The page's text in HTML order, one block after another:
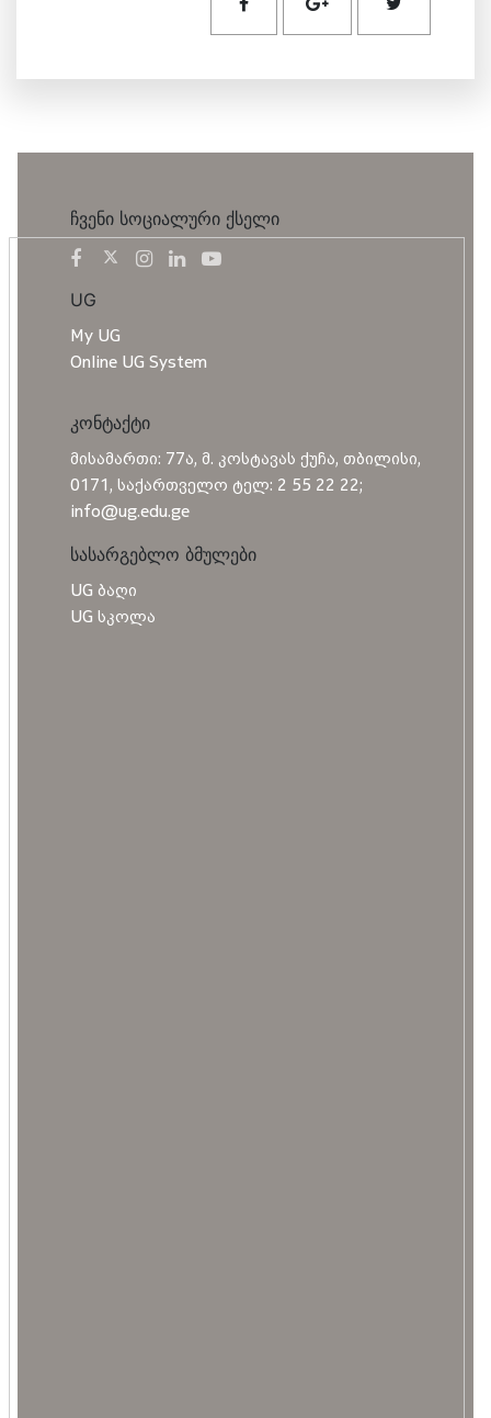
ჩვენი სოციალური ქსელი
UG
My UG
Online UG System
კონტაქტი
მისამართი: 77ა, მ. კოსტავას ქუჩა, თბილისი,
0171, საქართველო ტელ: 2 55 22 22;
info@ug.edu.ge
სასარგებლო ბმულები
UG ბაღი
UG სკოლა